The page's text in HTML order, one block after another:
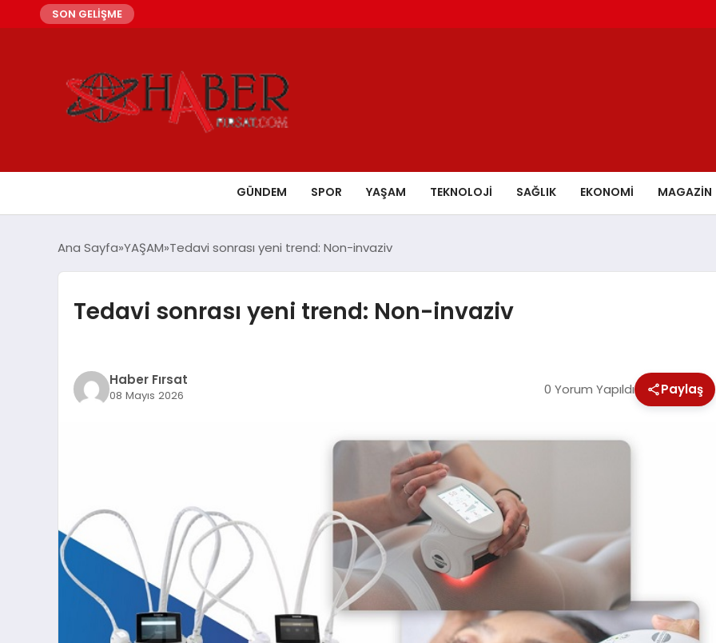
SON GELİŞME
GÜNDEM SPOR YAŞAM TEKNOLOJİ SAĞLIK EKONOMİ MAGAZİN
Ana Sayfa YAŞAM Tedavi sonrası yeni trend: Non-invaziv
Tedavi sonrası yeni trend: Non-invaziv
Haber Fırsat
08 Mayıs 2026 0 Yorum Yapıldı Paylaş